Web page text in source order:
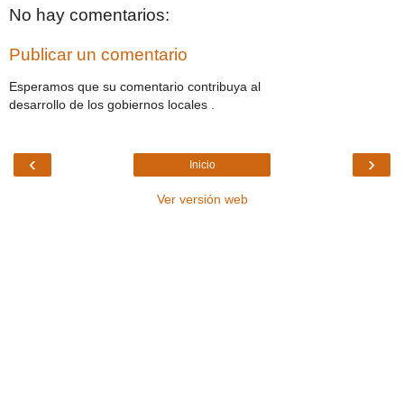
No hay comentarios:
Publicar un comentario
Esperamos que su comentario contribuya al
desarrollo de los gobiernos locales .
‹ ›
Inicio
Ver versión web